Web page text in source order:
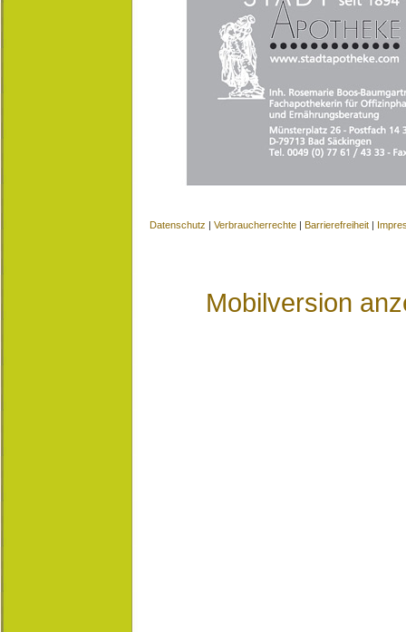
Datenschutz | Verbraucherrechte | Barrierefreiheit |
Mobilversion